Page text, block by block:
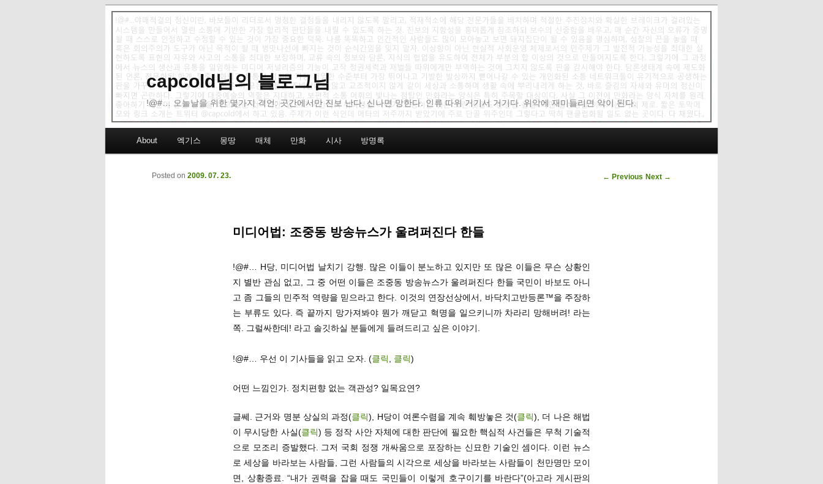
capcold님의 블로그님
!@#… 오늘날을 위한 몇가지 격언: 곳간에서만 진보 난다. 신나면 망한다. 인류 따위 거기서 거기다. 위악에 재미들리면 악이 된다.
Skip to primary content
Skip to secondary content
About 엑기스 몽땅 매체 만화 시사 방명록
Post navigation
← Previous Next →
미디어법: 조중동 방송뉴스가 울려퍼진다 한들
Posted on 2009. 07. 23.
!@#… H당, 미디어법 날치기 강행. 많은 이들이 분노하고 있지만 또 많은 이들은 무슨 상황인
지 별반 관심 없고, 그 중 어떤 이들은 조중동 방송뉴스가 울려퍼진다 한들 국민이 바보도 아니
고 좀 그들의 민주적 역량을 믿으라고 한다. 이것의 연장선상에서, 바닥치고반등론™을 주장하
는 부류도 있다. 즉 끝까지 망가져봐야 뭔가 깨닫고 혁명을 일으키니까 차라리 망해버려! 라는
쪽. 그럴싸한데! 라고 솔깃하실 분들에게 들려드리고 싶은 이야기.
!@#… 우선 이 기사들을 읽고 오자. (클릭 클릭)
어떤 느낌인가. 정치편향 없는 객관성? 일목요연?
글쎄. 근거와 명분 상실의 과정(클릭), H당이 여론수렴을 계속 훼방놓은 것(클릭), 더 나은 해법
이 무시당한 사실(클릭) 등 정작 사안 자체에 대한 판단에 필요한 핵심적 사건들은 무척 기술적
으로 모조리 증발했다. 그저 국회 정쟁 개싸움으로 포장하는 신묘한 기술인 셈이다. 이런 뉴스
로 세상을 바라보는 사람들, 그런 사람들의 시각으로 세상을 바라보는 사람들이 천만명만 모이
면, 상황종료. “내가 권력을 잡을 때도 국민들이 이렇게 호구이기를 바란다”(아고라 게시판의